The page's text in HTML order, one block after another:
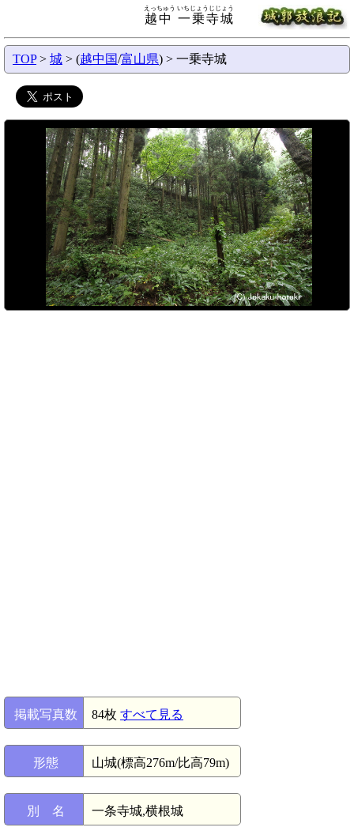
越中 一乗寺城
えっちゅう いちじょうじじょう
TOP> 城 > (越中国/富山県) > 一乗寺城
掲載写真数 84枚 すべて見る
形態 山城(標高276m/比高79m)
別 名 一条寺城,横根城